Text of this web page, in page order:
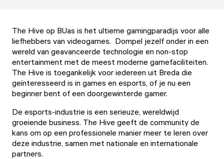
The Hive op BUas is het ultieme gamingparadijs voor alle
liefhebbers van videogames. Dompel jezelf onder in een
wereld van geavanceerde technologie en non-stop
entertainment met de meest moderne gamefaciliteiten.
The Hive is toegankelijk voor iedereen uit Breda die
geïnteresseerd is in games en esports, of je nu een
beginner bent of een doorgewinterde gamer.
De esports-industrie is een serieuze, wereldwijd
groeiende business. The Hive geeft de community de
kans om op een professionele manier meer te leren over
deze industrie, samen met nationale en internationale
partners.